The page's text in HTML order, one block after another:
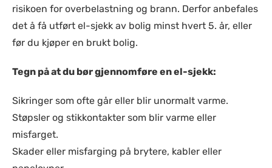
risikoen for overbelastning og brann. Derfor anbefales
det å få utført el-sjekk av bolig minst hvert 5. år, eller
før du kjøper en brukt bolig.
Tegn på at du bør gjennomføre en el-sjekk:
Sikringer som ofte går eller blir unormalt varme.
Støpsler og stikkontakter som blir varme eller
misfarget.
Skader eller misfarging på brytere, kabler eller